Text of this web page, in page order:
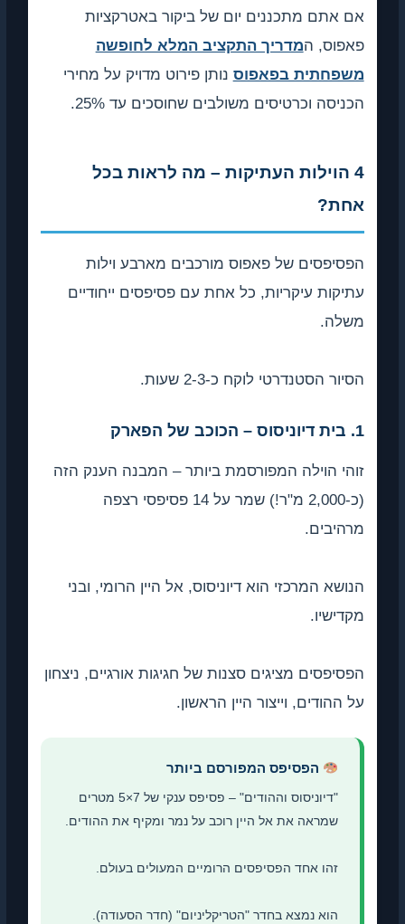
אם אתם מתכננים יום של ביקור באטרקציות
פאפוס, המדריך התקציב המלא לחופשה
משפחתית בפאפוסנותן פירוט מדויק על מחירי
הכניסה וכרטיסים משולבים שחוסכים עד 25%.
4 הוילות העתיקות – מה לראות בכל
אחת?
הפסיפסים של פאפוס מורכבים מארבע וילות
עתיקות עיקריות, כל אחת עם פסיפסים ייחודיים
משלה.
הסיור הסטנדרטי לוקח כ-2-3 שעות.
זוהי הוילה המפורסמת ביותר – המבנה הענק הזה
(כ-2,000 מ"ר!) שמר על 14 פסיפסי רצפה
מרהיבים.
הנושא המרכזי הוא דיוניסוס, אל היין הרומי, ובני
מקדישיו.
הפסיפסים מציגים סצנות של חגיגות אורגיים, ניצחון
על ההודים, וייצור היין הראשון.
הפסיפס המפורסם ביותר
"דיוניסוס וההודים" – פסיפס ענקי של 7×5 מטרים
שמראה את אל היין רוכב על נמר ומקיף את ההודים.
זהו אחד הפסיפסים הרומיים המעולים בעולם.
הוא נמצא בחדר "הטריקליניום" (חדר הסעודה).